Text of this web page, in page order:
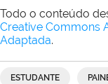
Todo o conteúdo
Creative Commons
Adaptada.
ESTUDANTE